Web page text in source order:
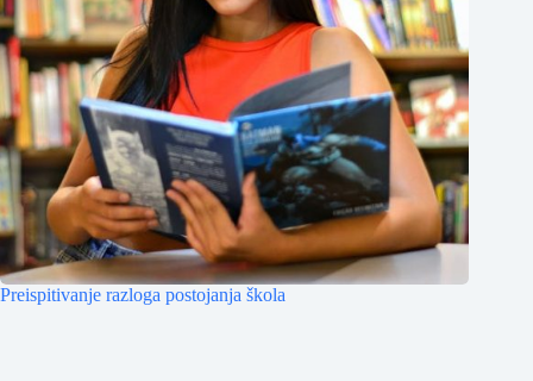
Preispitivanje razloga postojanja škola